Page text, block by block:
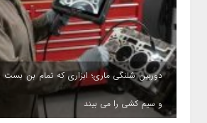
دوربین شلنگی ماری؛ ابزاری که تمام بن
و سیم کشی را می بیند